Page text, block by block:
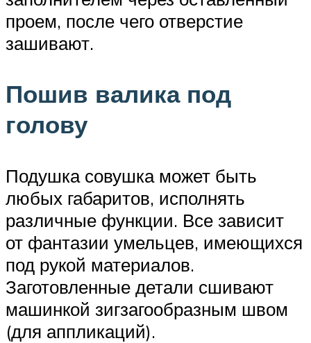
проем, после чего отверстие
зашивают.
Пошив валика под
голову
Подушка совушка может быть
любых габаритов, исполнять
различные функции. Все зависит
от фантазии умельцев, имеющихся
под рукой материалов.
Заготовленные детали сшивают
машинкой зигзагообразным швом
(для аппликаций).